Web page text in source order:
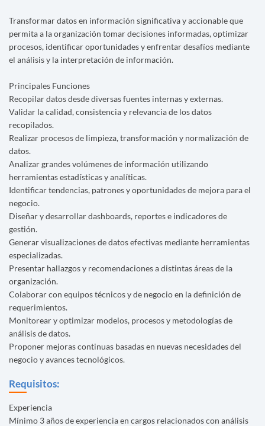
Transformar datos en información significativa y accionable que
permita a la organización tomar decisiones informadas, optimizar
procesos, identificar oportunidades y enfrentar desafíos mediante
el análisis y la interpretación de información.
Principales Funciones
Recopilar datos desde diversas fuentes internas y externas.
Validar la calidad, consistencia y relevancia de los datos
recopilados.
Realizar procesos de limpieza, transformación y normalización de
datos.
Analizar grandes volúmenes de información utilizando
herramientas estadísticas y analíticas.
Identificar tendencias, patrones y oportunidades de mejora para el
negocio.
Diseñar y desarrollar dashboards, reportes e indicadores de
gestión.
Generar visualizaciones de datos efectivas mediante herramientas
especializadas.
Presentar hallazgos y recomendaciones a distintas áreas de la
organización.
Colaborar con equipos técnicos y de negocio en la definición de
requerimientos.
Monitorear y optimizar modelos, procesos y metodologías de
análisis de datos.
Proponer mejoras continuas basadas en nuevas necesidades del
negocio y avances tecnológicos.
Requisitos:
Experiencia
Mínimo 3 años de experiencia en cargos relacionados con análisis